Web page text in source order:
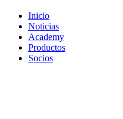
Inicio
Noticias
Academy
Productos
Socios